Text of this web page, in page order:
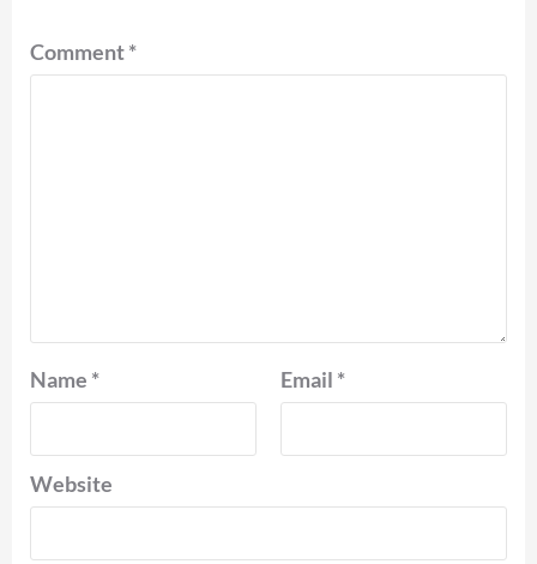
Comment*
Name * Email *
Website